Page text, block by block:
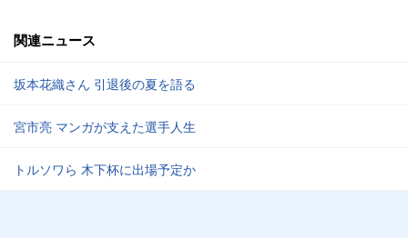
関連ニュース
坂本花織さん 引退後の夏を語る
宮市亮 マンガが支えた選手人生
トルソワら 木下杯に出場予定か